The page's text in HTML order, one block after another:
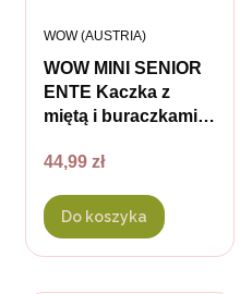
WOW MINI SENIOR
ENTE Kaczka z
miętą i buraczkami -
pełnoporcjowa dla
małych ras - 1 kg
PRODUCENT
WOW (AUSTRIA)
Cena
44,99 zł
Do koszyka